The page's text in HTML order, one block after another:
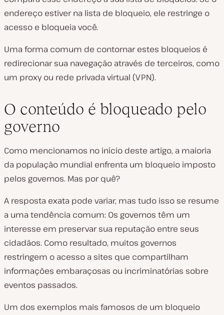
endereço estiver na lista de bloqueio, ele restringe o
acesso e bloqueia você.
Uma forma comum de contornar estes bloqueios é
redirecionar sua navegação através de terceiros, como
um proxy ou rede privada virtual (VPN).
O conteúdo é bloqueado pelo
governo
Como mencionamos no início deste artigo, a maioria
da população mundial enfrenta um bloqueio imposto
pelos governos. Mas por quê?
A resposta exata pode variar, mas tudo isso se resume
a uma tendência comum: Os governos têm um
interesse em preservar sua reputação entre seus
cidadãos. Como resultado, muitos governos
restringem o acesso a sites que compartilham
informações embaraçosas ou incriminatórias sobre
eventos passados.
Um dos exemplos mais famosos de um bloqueio